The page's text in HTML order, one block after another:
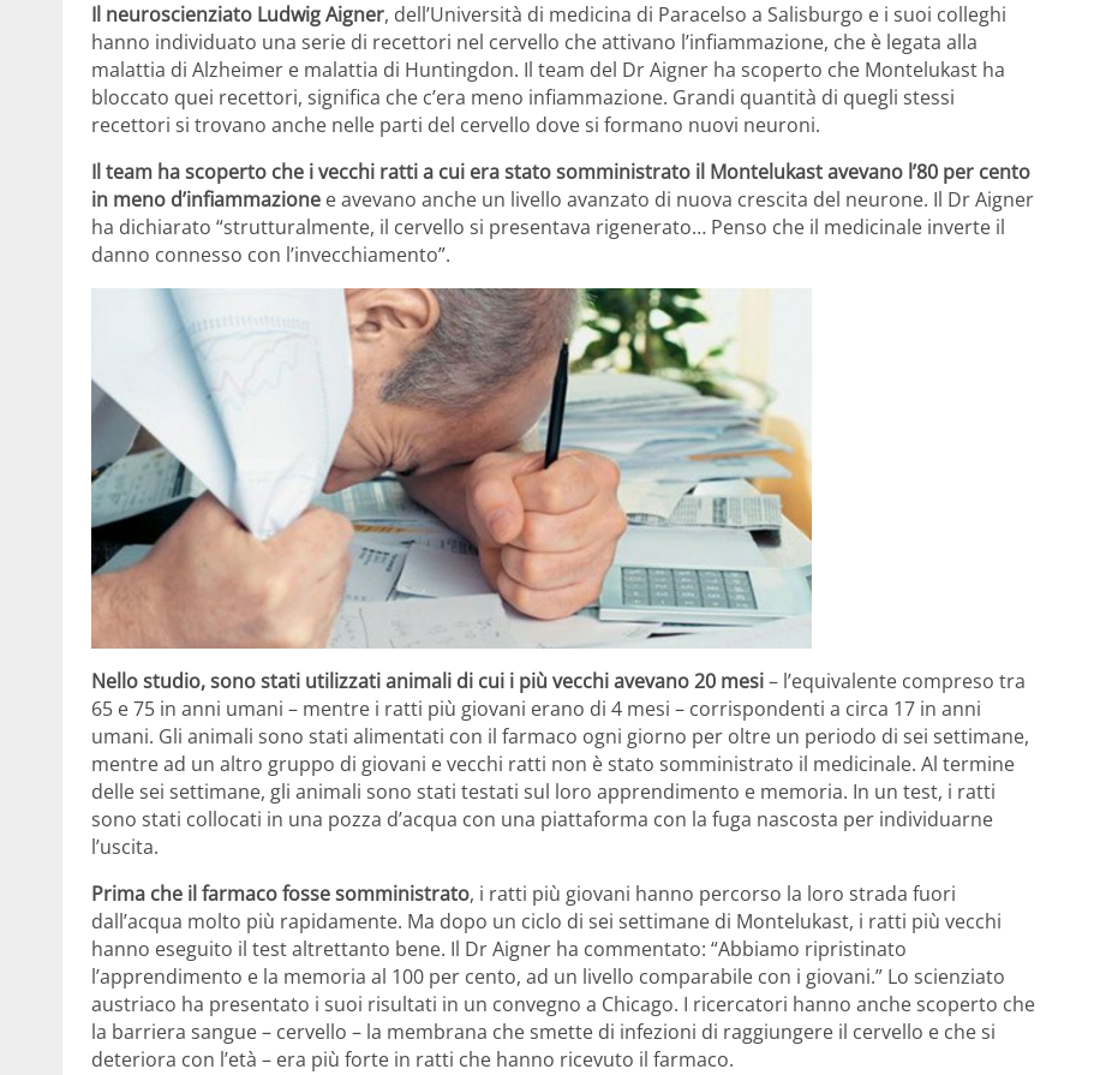
Il neuroscienziato Ludwig Aigner, dell’Università di medicina di Paracelso a Salisburgo e i suoi colleghi
hanno individuato una serie di recettori nel cervello che attivano l’infiammazione, che è legata alla
malattia di Alzheimer e malattia di Huntingdon. Il team del Dr Aigner ha scoperto che Montelukast ha
bloccato quei recettori, significa che c’era meno infiammazione. Grandi quantità di quegli stessi
recettori si trovano anche nelle parti del cervello dove si formano nuovi neuroni.
Il team ha scoperto che i vecchi ratti a cui era stato somministrato il Montelukast avevano l’80 per cento
in meno d’infiammazione e avevano anche un livello avanzato di nuova crescita del neurone. Il Dr Aigner
ha dichiarato “strutturalmente, il cervello si presentava rigenerato… Penso che il medicinale inverte il
danno connesso con l’invecchiamento”.
Nello studio, sono stati utilizzati animali di cui i più vecchi avevano 20 mesi– l’equivalente compreso tra
65 e 75 in anni umani – mentre i ratti più giovani erano di 4 mesi – corrispondenti a circa 17 in anni
umani. Gli animali sono stati alimentati con il farmaco ogni giorno per oltre un periodo di sei settimane,
mentre ad un altro gruppo di giovani e vecchi ratti non è stato somministrato il medicinale. Al termine
delle sei settimane, gli animali sono stati testati sul loro apprendimento e memoria. In un test, i ratti
sono stati collocati in una pozza d’acqua con una piattaforma con la fuga nascosta per individuarne
l’uscita.
Prima che il farmaco fosse somministrato, i ratti più giovani hanno percorso la loro strada fuori
dall’acqua molto più rapidamente. Ma dopo un ciclo di sei settimane di Montelukast, i ratti più vecchi
hanno eseguito il test altrettanto bene. Il Dr Aigner ha commentato: “Abbiamo ripristinato
l’apprendimento e la memoria al 100 per cento, ad un livello comparabile con i giovani.” Lo scienziato
austriaco ha presentato i suoi risultati in un convegno a Chicago. I ricercatori hanno anche scoperto che
la barriera sangue – cervello – la membrana che smette di infezioni di raggiungere il cervello e che si
deteriora con l’età – era più forte in ratti che hanno ricevuto il farmaco.